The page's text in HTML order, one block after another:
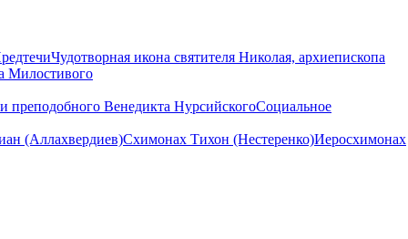
Чудотворная икона святителя Николая, архиепископа
Милостивого
преподобного Венедикта НурсийскогоСоциальное
(Аллахвердиев)Схимонах Тихон (Нестеренко)Иеросхимонах